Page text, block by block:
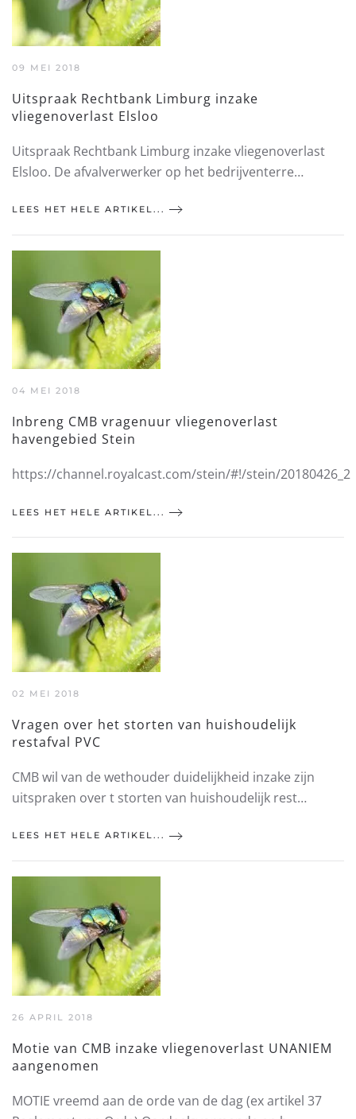
09 MEI 2018
Uitspraak Rechtbank Limburg inzake
vliegenoverlast Elsloo
Uitspraak Rechtbank Limburg inzake vliegenoverlast
Elsloo. De afvalverwerker op het bedrijventerre…
LEES HET HELE ARTIKEL...
04 MEI 2018
Inbreng CMB vragenuur vliegenoverlast
havengebied Stein
https://channel.royalcast.com/stein/#!/stein/20180426_2
LEES HET HELE ARTIKEL...
02 MEI 2018
Vragen over het storten van huishoudelijk
restafval PVC
CMB wil van de wethouder duidelijkheid inzake zijn
uitspraken over t storten van huishoudelijk rest…
LEES HET HELE ARTIKEL...
26 APRIL 2018
Motie van CMB inzake vliegenoverlast UNANIEM
aangenomen
MOTIE vreemd aan de orde van de dag (ex artikel 37